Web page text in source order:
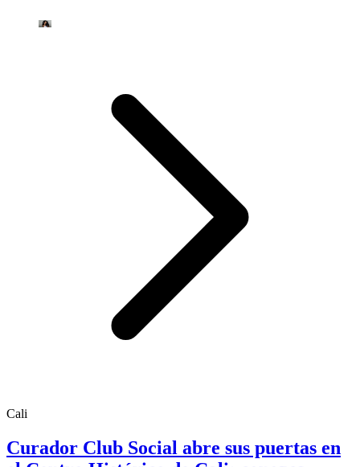
Cali
Curador Club Social abre sus puertas en